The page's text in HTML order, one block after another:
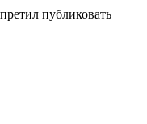
публиковать